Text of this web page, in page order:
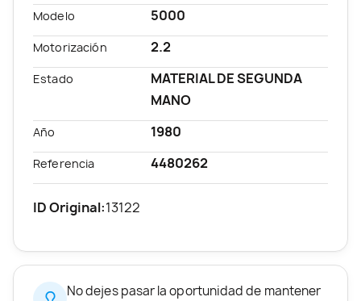
Modelo 5000
Motorización 2.2
Estado
MATERIAL DE SEGUNDA
MANO
Año 1980
Referencia 4480262
ID Original:13122
No dejes pasar la oportunidad de mantener